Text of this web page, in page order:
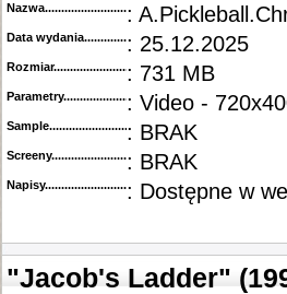
Nazwa.............................................
:
Data wydania......................................
: 25.12.2025
Rozmiar...........................................
: 731 MB
Parametry.........................................
: Video -
Sample............................................
: BRAK
Screeny...........................................
: BRAK
Napisy............................................: Dostępne w
"Jacob's Ladder"